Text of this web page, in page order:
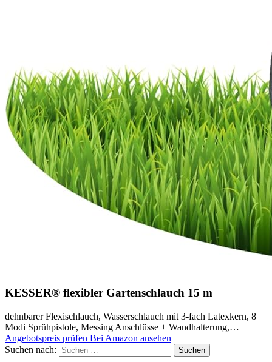
KESSER® flexibler Gartenschlauch 15 m
dehnbarer Flexischlauch, Wasserschlauch mit 3-fach Latexkern, 8
Modi Sprühpistole, Messing Anschlüsse + Wandhalterung,…
Angebotspreis prüfen Bei Amazon ansehen
Suchen nach: